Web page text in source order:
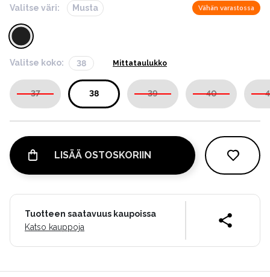
Valitse väri: Musta Vähän varastossa
Valitse koko: 38 Mittataulukko
37 38 39 40
LISÄÄ OSTOSKORIIN
Tuotteen saatavuus kaupoissa
Katso kauppoja